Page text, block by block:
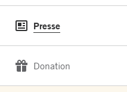
Presse
Donation